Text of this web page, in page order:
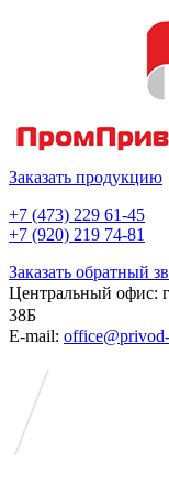
Заказать продукцию
+7 (473) 229 61-45
+7 (920) 219 74-81
Заказать обратный
Центральный офис:
38Б
E-mail: